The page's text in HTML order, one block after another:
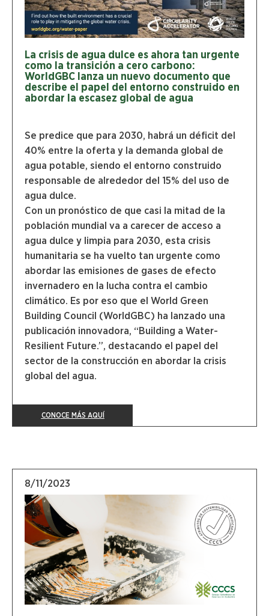
La crisis de agua dulce es ahora tan urgente
como la transición a cero carbono:
WorldGBC lanza un nuevo documento que
describe el papel del entorno construido en
abordar la escasez global de agua
Se predice que para 2030, habrá un déficit del
40% entre la oferta y la demanda global de
agua potable, siendo el entorno construido
responsable de alrededor del 15% del uso de
agua dulce.
Con un pronóstico de que casi la mitad de la
población mundial va a carecer de acceso a
agua dulce y limpia para 2030, esta crisis
humanitaria se ha vuelto tan urgente como
abordar las emisiones de gases de efecto
invernadero en la lucha contra el cambio
climático. Es por eso que el World Green
Building Council (WorldGBC) ha lanzado una
publicación innovadora, “Building a Water-
Resilient Future.”, destacando el papel del
sector de la construcción en abordar la crisis
global del agua.
CONOCE MÁS AQUÍ
8/11/2023